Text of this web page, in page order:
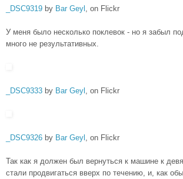
_DSC9319 by Bar Geyl , on Flickr
У меня было несколько поклевок - но я забыл
много не результативных.
_DSC9333 by Bar Geyl , on Flickr
_DSC9326 by Bar Geyl , on Flickr
Так как я должен был вернуться к машине к
стали продвигаться вверх по течению, и, как